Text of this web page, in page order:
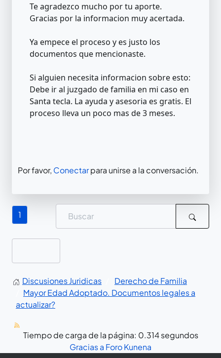
Te agradezco mucho por tu aporte.
Gracias por la informacion muy acertada.
Ya empece el proceso y es justo los
documentos que mencionaste.
Si alguien necesita informacion sobre esto:
Debe ir al juzgado de familia en mi caso en
Santa tecla. La ayuda y asesoria es gratis. El
proceso lleva un poco mas de 3 meses.
Por favor, Conectarpara unirse a la conversación.
1
Discusiones Juridicas
Derecho de Familia
Mayor Edad Adoptado. Documentos legales a
actualizar?
Tiempo de carga de la página: 0.314 segundos
Gracias a Foro Kunena